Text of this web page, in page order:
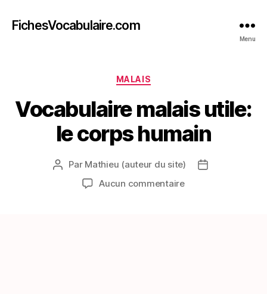
FichesVocabulaire.com
Menu
Catégories
MALAIS
Vocabulaire malais utile:
le corps humain
Auteur
l’article
Par Mathieu (auteur du site)
Date
Aucun commentairesur